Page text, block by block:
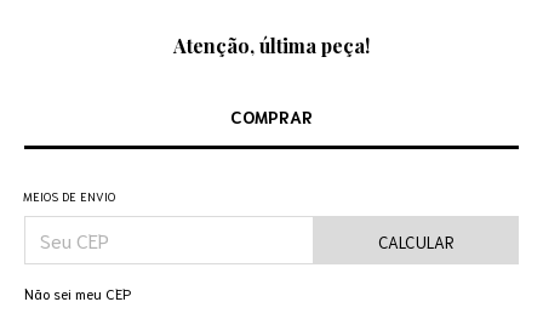
Atenção, última peça!
MEIOS DE ENVIO
CALCULAR
Não sei meu CEP